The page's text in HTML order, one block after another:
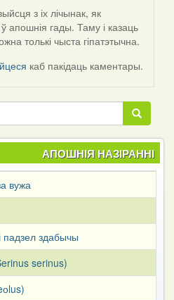
з іх лічынак, як
ў апошнія гады. Таму і казаць
толькі чыста гіпатэтычна.
каб пакідаць каментары.
Пошук
Пошук
АПОШНІЯ НАЗІРАННІ
вужа
падзел здабычы
serinus)